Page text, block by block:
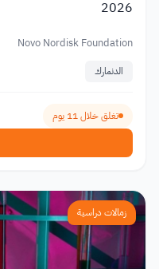
2026
Novo Nordisk Foundation
الدنمارك
تغلق خلال 11 يوم
زمالات دراسية